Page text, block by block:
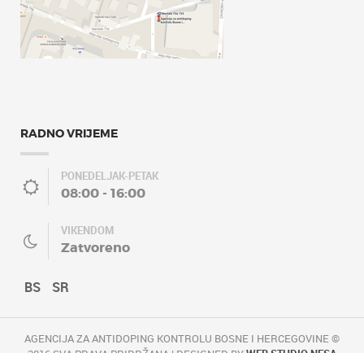
RADNO VRIJEME
PONEDELJAK-PETAK
08:00 - 16:00
VIKENDOM
Zatvoreno
BS SR
AGENCIJA ZA ANTIDOPING KONTROLU BOSNE I HERCEGOVINE ©